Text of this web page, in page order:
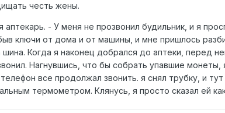
честь жены.
- У меня не прозвонил будильник, и я
ключи от дома и от машины, и мне пришлось
Когда я наконец добрался до аптеки, перед
Нагнувшись, что бы собрать упавшие монеты,
все продолжал звонить. я снял трубку, и
термометром. Клянусь, я просто сказал ей